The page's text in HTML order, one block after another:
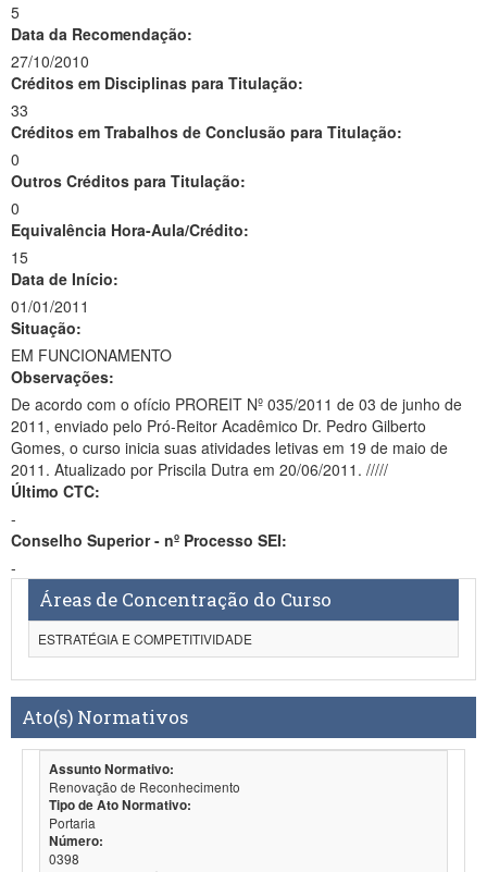
5
Data da Recomendação:
27/10/2010
Créditos em Disciplinas para Titulação:
33
Créditos em Trabalhos de Conclusão para Titulação:
0
Outros Créditos para Titulação:
0
Equivalência Hora-Aula/Crédito:
15
Data de Início:
01/01/2011
Situação:
EM FUNCIONAMENTO
Observações:
De acordo com o ofício PROREIT Nº 035/2011 de 03 de junho de
2011, enviado pelo Pró-Reitor Acadêmico Dr. Pedro Gilberto
Gomes, o curso inicia suas atividades letivas em 19 de maio de
2011. Atualizado por Priscila Dutra em 20/06/2011. /////
Último CTC:
-
Conselho Superior - nº Processo SEI:
-
Áreas de Concentração do Curso
ESTRATÉGIA E COMPETITIVIDADE
Ato(s) Normativos
Assunto Normativo:
Renovação de Reconhecimento
Tipo de Ato Normativo:
Portaria
Número:
0398